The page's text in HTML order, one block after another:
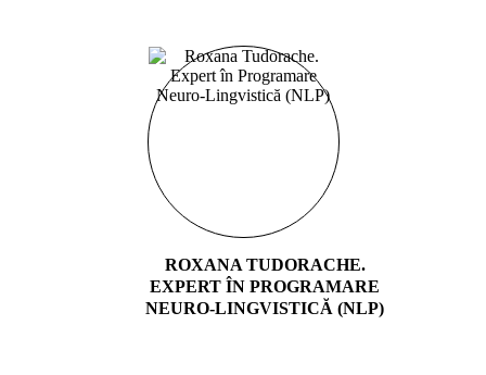
ROXANA TUDORACHE.
EXPERT ÎN PROGRAMARE
NEURO-LINGVISTICĂ (NLP)